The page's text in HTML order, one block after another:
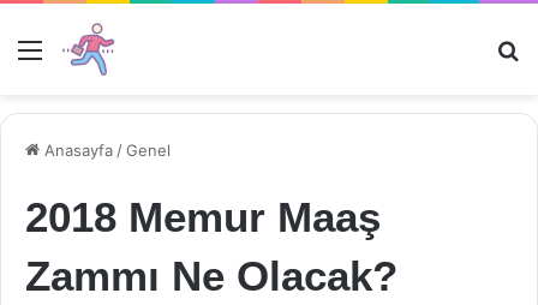
Menü
Anasayfa /Genel
2018 Memur Maaş
Zammı Ne Olacak?